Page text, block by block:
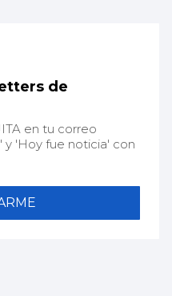
de
en tu correo
y 'Hoy fue noticia' con